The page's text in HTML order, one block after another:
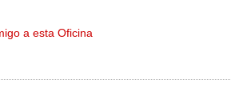
a esta Oficina